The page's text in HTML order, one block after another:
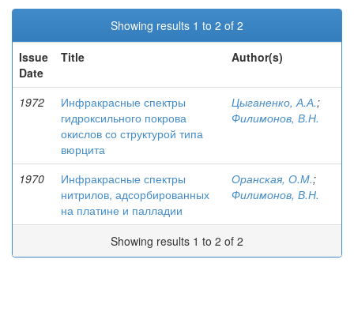
Showing results 1 to 2 of 2
Issue
Date
Title Author(s)
1972
Инфракрасные спектры
гидроксильного покрова
окислов со структурой типа
вюрцита
Цыганенко, А.А.;
Филимонов, В.Н.
1970
Инфракрасные спектры
нитрилов, адсорбированных
на платине и палладии
Оранская, О.М.;
Филимонов, В.Н.
Showing results 1 to 2 of 2